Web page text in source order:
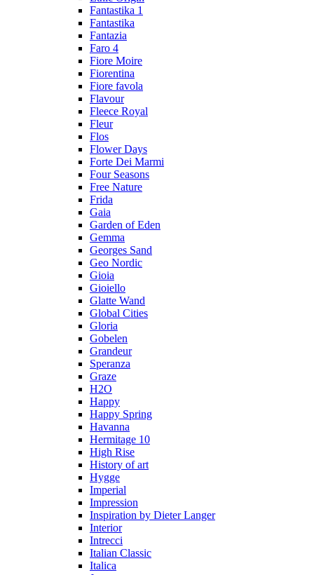
Fantastika 1
Fantastika
Fantazia
Faro 4
Fiore Moire
Fiorentina
Fiore favola
Flavour
Fleece Royal
Fleur
Flos
Flower Days
Forte Dei Marmi
Four Seasons
Free Nature
Frida
Gaia
Garden of Eden
Gemma
Georges Sand
Geo Nordic
Gioia
Gioiello
Glatte Wand
Global Cities
Gloria
Gobelen
Grandeur
Speranza
Graze
H2O
Happy
Happy Spring
Havanna
Hermitage 10
High Rise
History of art
Hygge
Imperial
Impression
Inspiration by Dieter Langer
Interior
Intrecci
Italian Classic
Italica